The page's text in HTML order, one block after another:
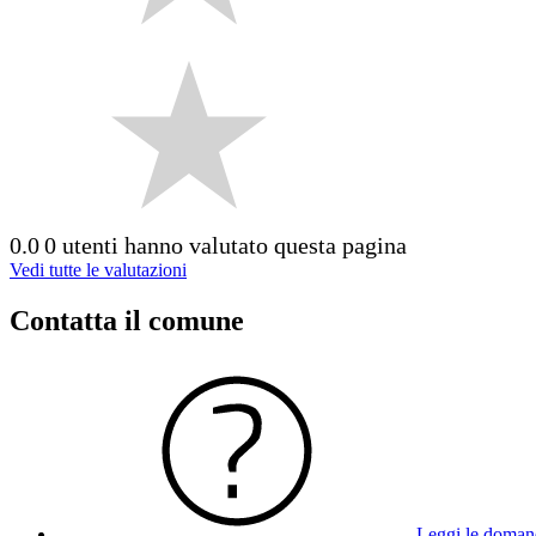
0.00 utenti hanno valutato questa pagina
Vedi tutte le valutazioni
Contatta il comune